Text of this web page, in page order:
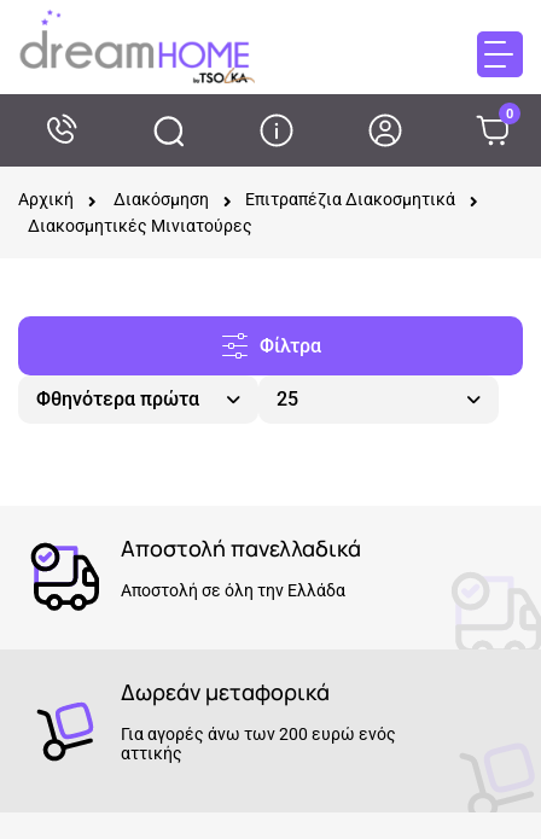
0
Αρχική Διακόσμηση
Επιτραπέζια Διακοσμητικά
Διακοσμητικές Μινιατούρες
Φίλτρα
Φθηνότερα πρώτα 25
Αποστολή πανελλαδικά
Αποστολή σε όλη την Ελλάδα
Δωρεάν μεταφορικά
Για αγορές άνω των 200 ευρώ ενός
αττικής